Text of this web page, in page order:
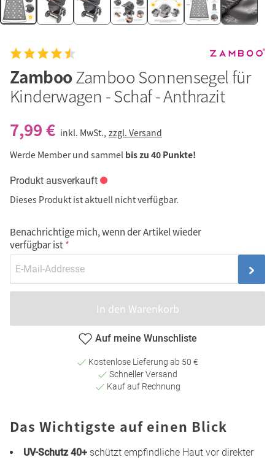
ZambooZamboo Sonnensegel für
Kinderwagen - Schaf - Anthrazit
7,99 € inkl. MwSt., zzgl. Versand
Werde Member und sammel bis zu 40 Punkte!
Produkt ausverkauft
Dieses Produkt ist aktuell nicht verfügbar.
Benachrichtige mich, wenn der Artikel wieder
verfügbar ist
In den Warenkorb
Auf meine Wunschliste
Kostenlose Lieferung ab 50 €
Schneller Versand
Kauf auf Rechnung
Das Wichtigste auf einen Blick
UV-Schutz 40+ schützt empfindliche Haut vor direkter